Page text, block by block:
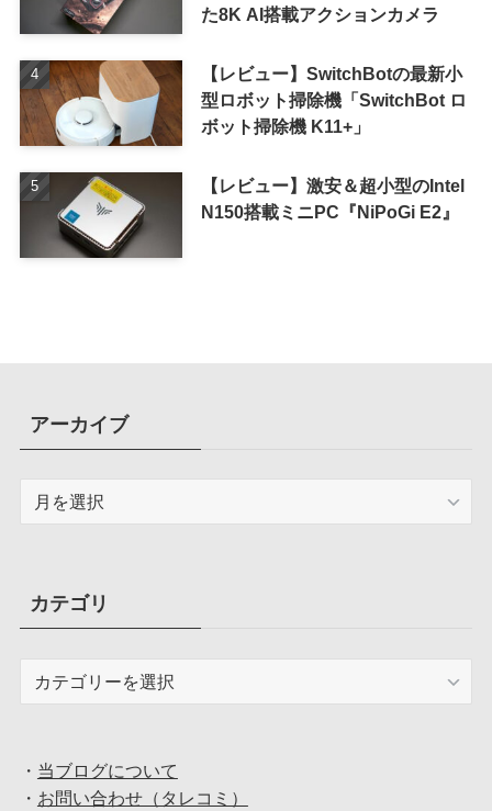
た8K AI搭載アクションカメラ
【レビュー】SwitchBotの最新小
型ロボット掃除機「SwitchBot ロ
ボット掃除機 K11+」
【レビュー】激安＆超小型のIntel
N150搭載ミニPC『NiPoGi E2』
アーカイブ
ブカテゴリ
・ 当ブログについて
・ お問い合わせ（タレコミ）